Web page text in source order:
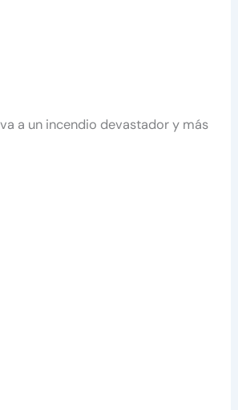
a un incendio devastador y más